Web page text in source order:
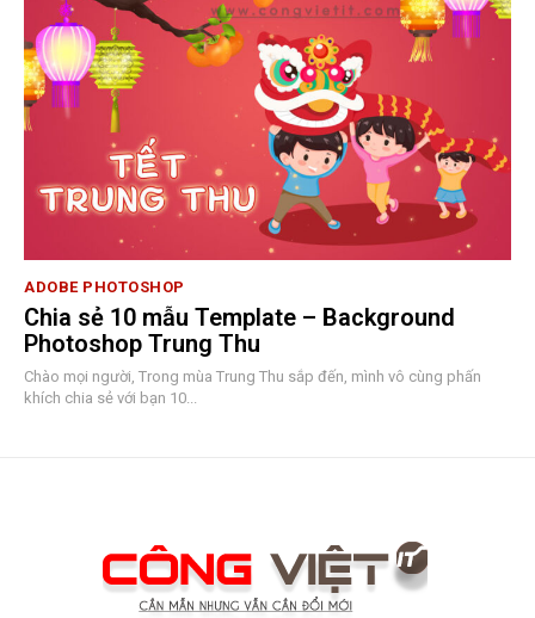
ADOBE PHOTOSHOP
Chia sẻ 10 mẫu Template – Background
Photoshop Trung Thu
Chào mọi người, Trong mùa Trung Thu sắp đến, mình vô cùng phấn
khích chia sẻ với bạn 10...